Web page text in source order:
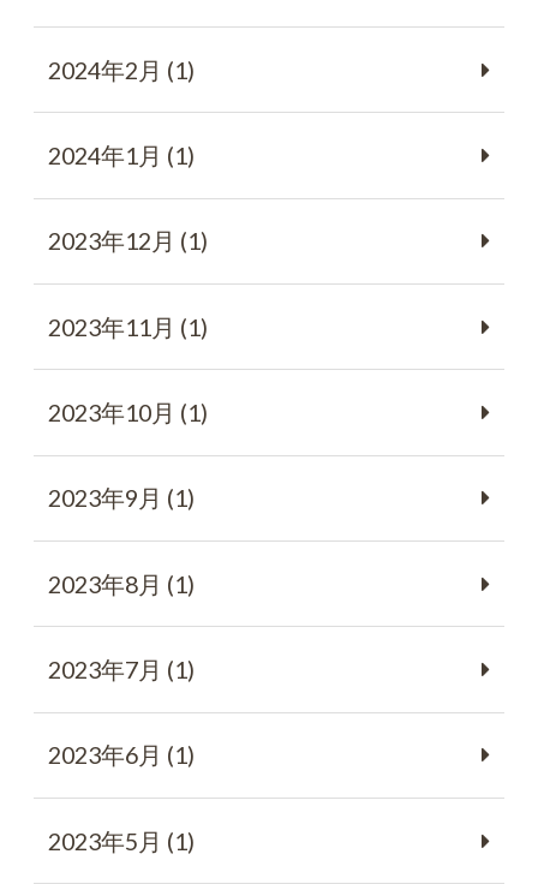
2024年2月 (1)
2024年1月 (1)
2023年12月 (1)
2023年11月 (1)
2023年10月 (1)
2023年9月 (1)
2023年8月 (1)
2023年7月 (1)
2023年6月 (1)
2023年5月 (1)